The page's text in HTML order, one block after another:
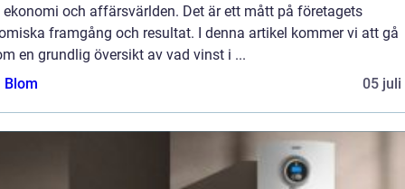
och affärsvärlden. Det är ett mått på företagets
framgång och resultat. I denna artikel kommer vi att gå
en grundlig översikt av vad vinst i ...
Blom
05 juli